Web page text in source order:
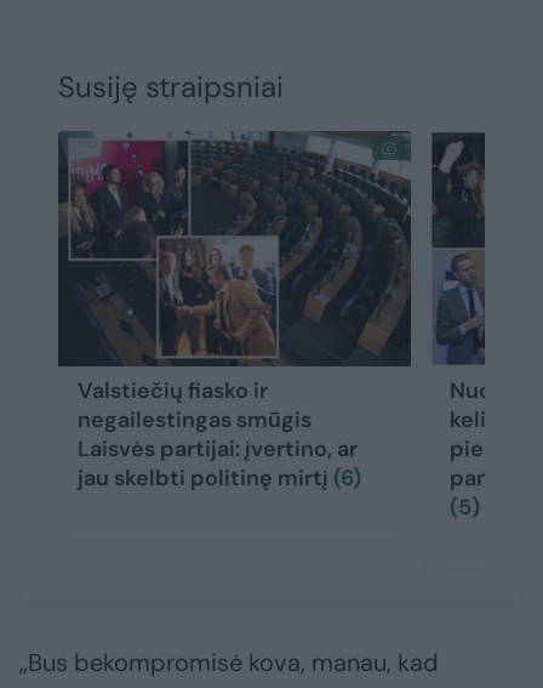
Susiję straipsniai
Valstiečių fiasko ir
negailestingas smūgis
Laisvės partijai: įvertino, ar
jau skelbti politinę mirtį (6)
Nuo
keliamų
pietų
(5)
„Bus bekompromisė kova, manau, kad